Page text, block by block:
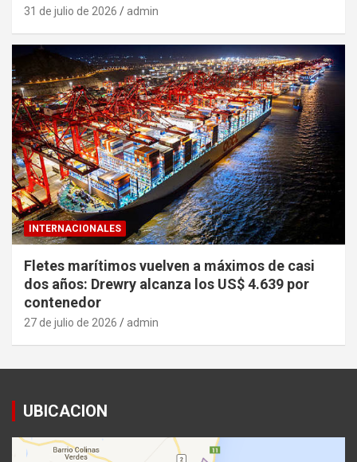
31 de julio de 2026 admin
INTERNACIONALES
Fletes marítimos vuelven a máximos de casi
dos años: Drewry alcanza los US$ 4.639 por
contenedor
27 de julio de 2026 admin
UBICACION